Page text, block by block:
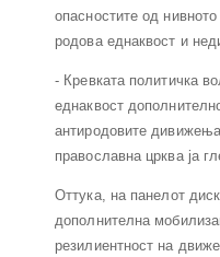
опасностите од
родова еднаквост и
- Кревката политичка
еднаквост
антиродовите
православна црква ја
Оттука, на панелот
дополнителна
резилиентност на